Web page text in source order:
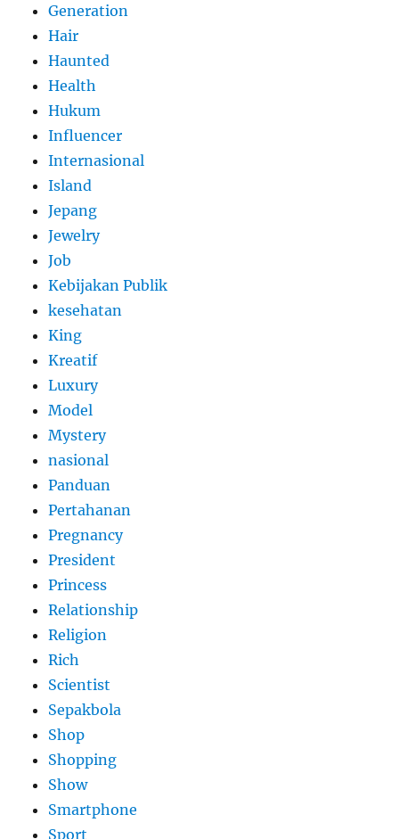
Generation
Hair
Haunted
Health
Hukum
Influencer
Internasional
Island
Jepang
Jewelry
Job
Kebijakan Publik
kesehatan
King
Kreatif
Luxury
Model
Mystery
nasional
Panduan
Pertahanan
Pregnancy
President
Princess
Relationship
Religion
Rich
Scientist
Sepakbola
Shop
Shopping
Show
Smartphone
Sport